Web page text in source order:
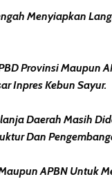
Menyiapkan
Provinsi Maupun
Inpres Kebun Sayur.
Daerah Masih
Dan
APBN Untuk